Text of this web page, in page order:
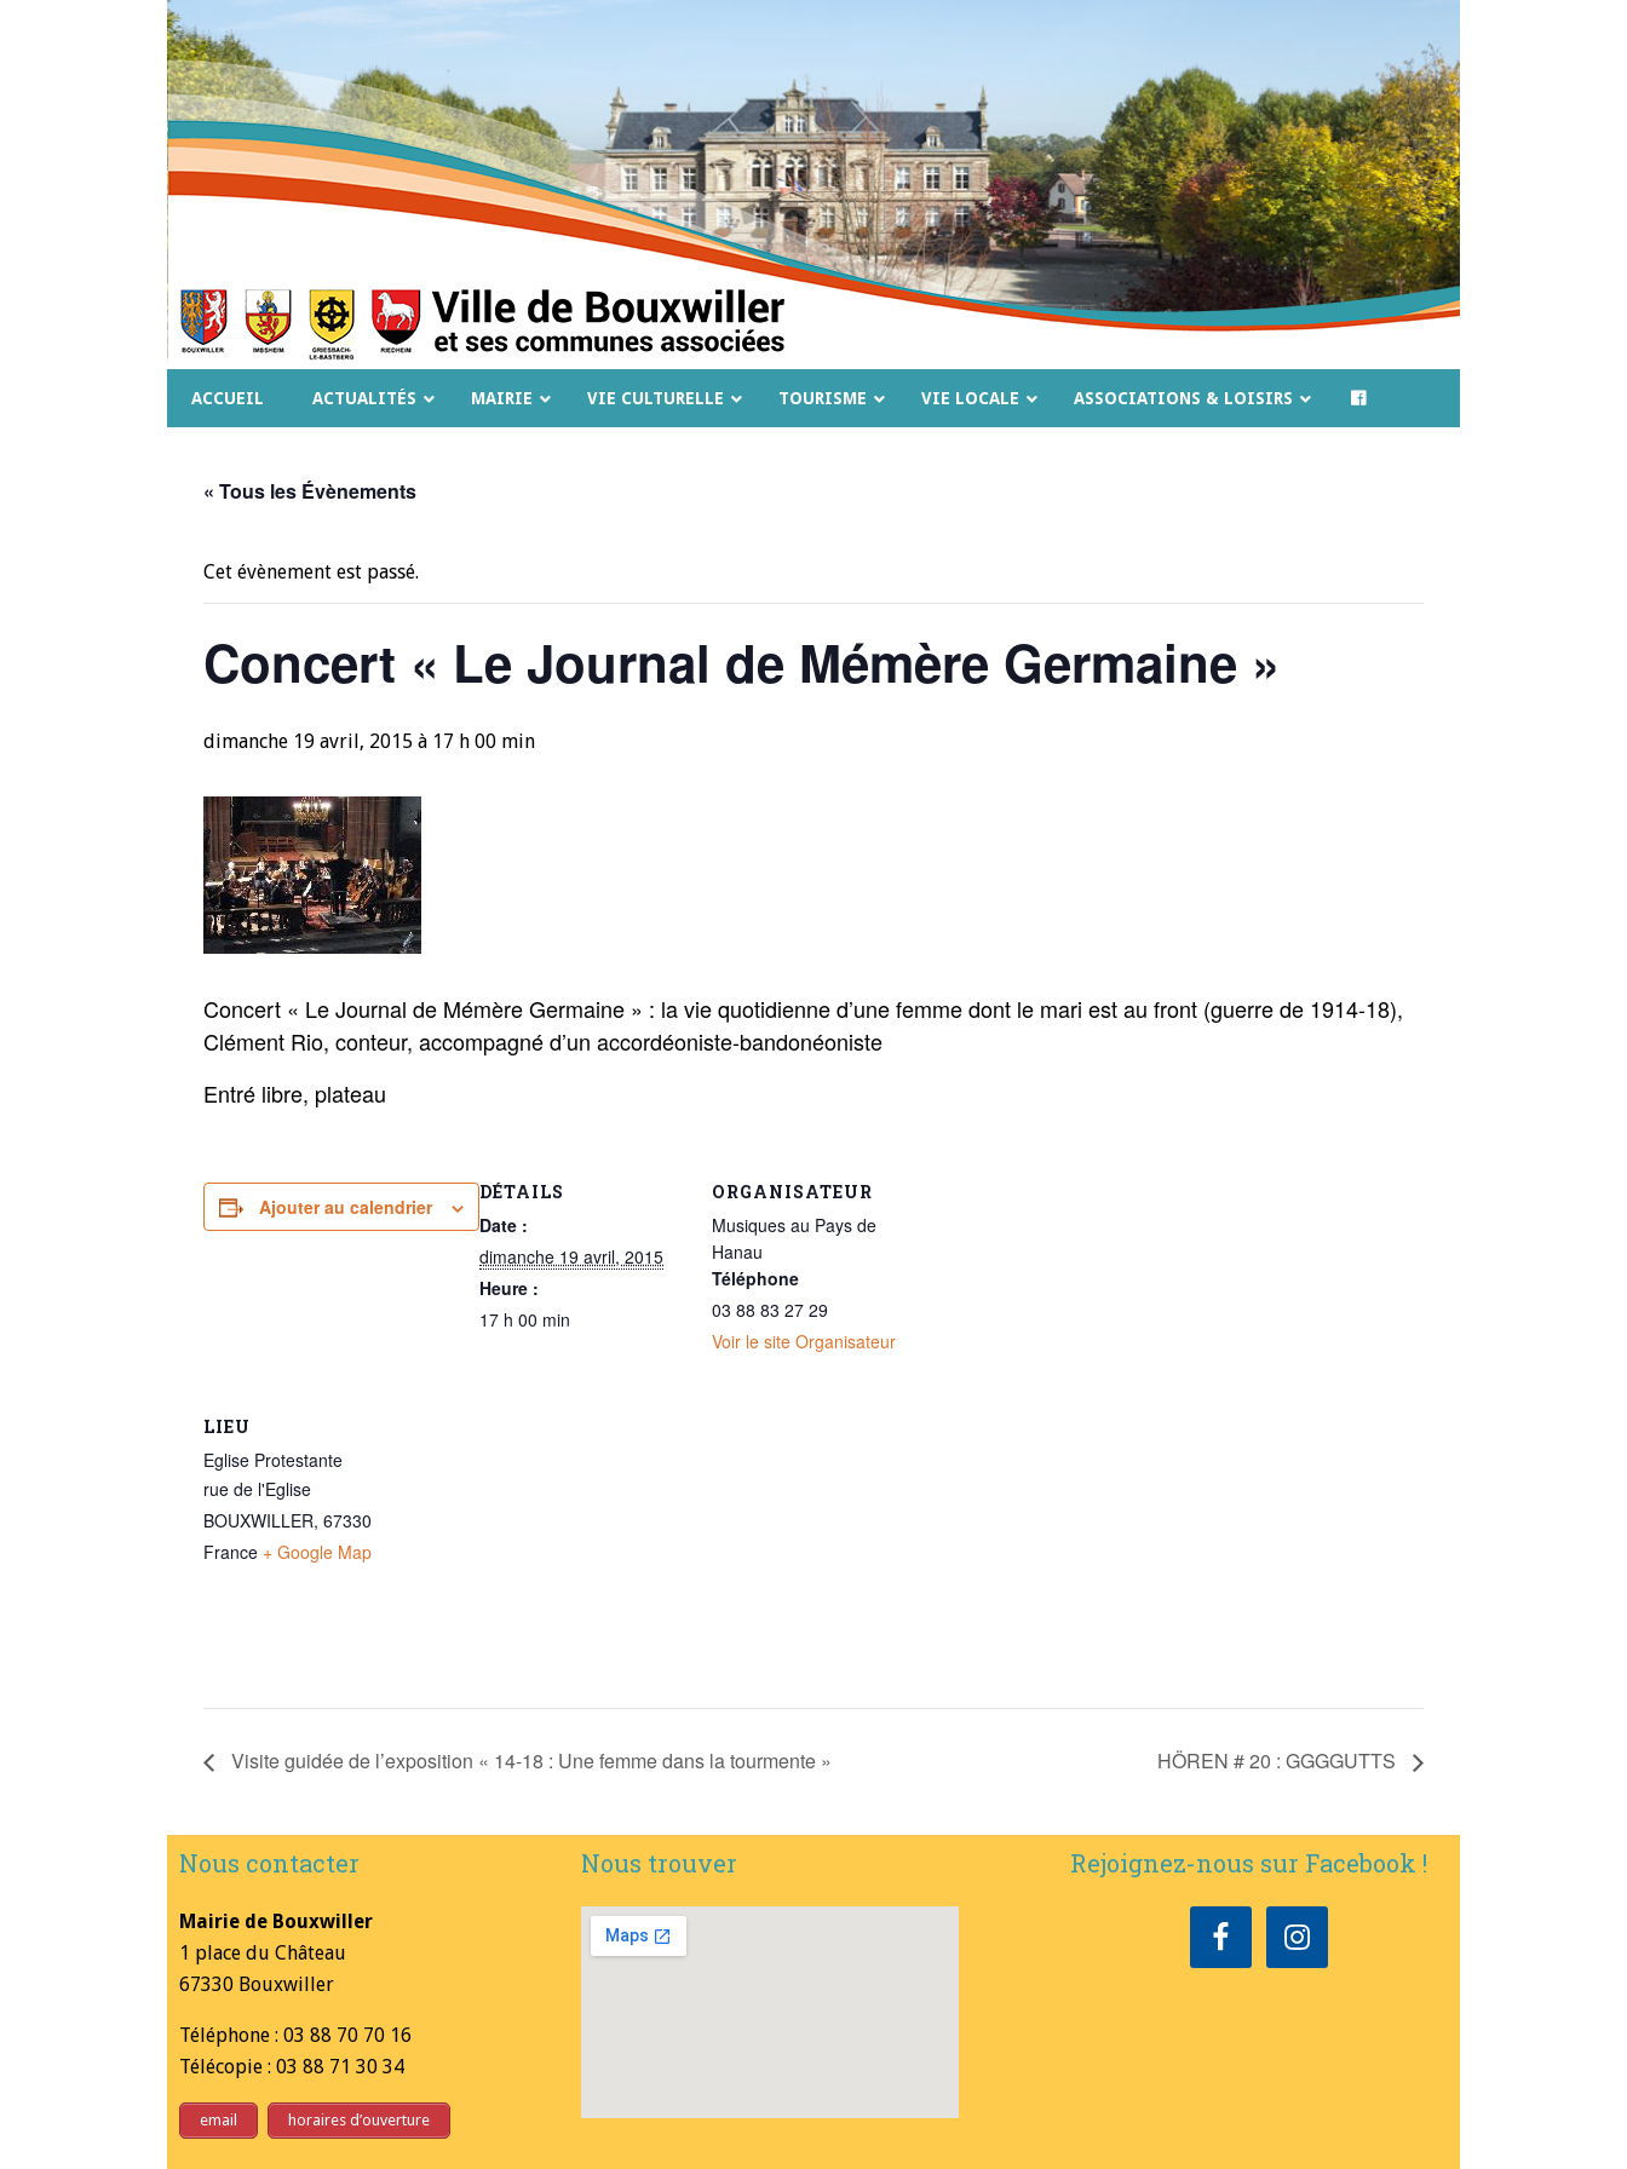
ACCUEIL ACTUALITÉS MAIRIE VIE CULTURELLE TOURISME VIE LOCALE ASSOCIATIONS & LOISIRS
« Tous les Évènements
Cet évènement est passé.
Concert « Le Journal de Mémère Germaine »
dimanche 19 avril, 2015 à 17 h 00 min
Concert « Le Journal de Mémère Germaine » : la vie quotidienne d’une femme dont le mari est au front (guerre de 1914-18),
Clément Rio, conteur, accompagné d’un accordéoniste-bandonéoniste
Entré libre, plateau
Ajouter au calendrier
DÉTAILS
Date :
dimanche 19 avril, 2015
Heure :
17 h 00 min
ORGANISATEUR
Musiques au Pays de
Hanau
Téléphone
03 88 83 27 29
Voir le site Organisateur
LIEU
Eglise Protestante
rue de l'Eglise
BOUXWILLER, 67330
France + Google Map
Visite guidée de l’exposition « 14-18 : Une femme dans la tourmente » HÖREN # 20 : GGGGUTTS
Nous contacter
Mairie de Bouxwiller
1 place du Château
67330 Bouxwiller
Téléphone : 03 88 70 70 16
Télécopie : 03 88 71 30 34
email horaires d’ouverture
Nous trouver Rejoignez-nous sur Facebook !